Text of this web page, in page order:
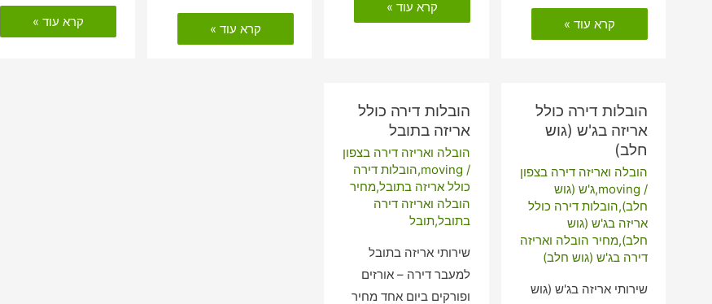
הובלות
דירה
כולל
קרא עוד »
דירה
כולל
קרא עוד »
הובלות
דירה
כולל
קרא עוד »
הובלות
דירה
כולל
קרא עוד »
הובלות דירה כולל
אריזה בג'ש (גוש
חלב)
הובלה ואריזה דירה בצפון
/
moving
,ג'ש (גוש
חלב),הובלות דירה כולל
אריזה בג'ש (גוש
חלב),מחיר הובלה ואריזה
דירה בג'ש (גוש חלב)
שירותי אריזה בג'ש (גוש
הובלות דירה כולל
אריזה בתובל
הובלה ואריזה דירה בצפון
/
moving
,הובלות דירה
כולל אריזה בתובל,מחיר
הובלה ואריזה דירה
בתובל,תובל
שירותי אריזה בתובל
למעבר דירה – אורזים
ופורקים ביום אחד מחיר